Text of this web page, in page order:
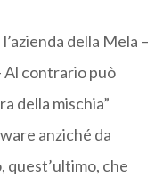
della Mela –
Al contrario può
della mischia”
anziché da
che